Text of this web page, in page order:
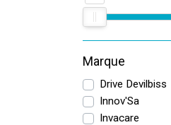
Marque
Drive Devilbiss
Innov'Sa
Invacare